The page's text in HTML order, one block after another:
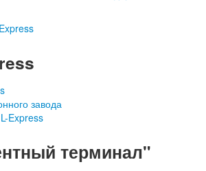
завода
Express
терминал"